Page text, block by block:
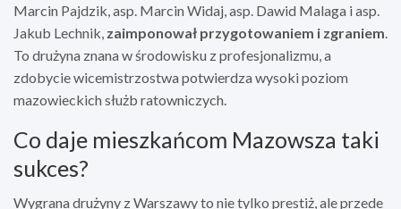
Marcin Pajdzik, asp. Marcin Widaj, asp. Dawid Malaga i asp.
Jakub Lechnik, zaimponował przygotowaniem i zgraniem.
To drużyna znana w środowisku z profesjonalizmu, a
zdobycie wicemistrzostwa potwierdza wysoki poziom
mazowieckich służb ratowniczych.
Co daje mieszkańcom Mazowsza taki
sukces?
Wygrana drużyny z Warszawy to nie tylko prestiż, ale przede